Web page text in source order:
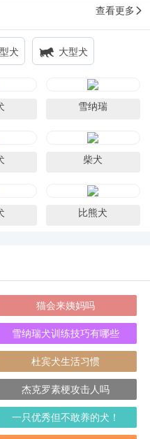
查看更多
犬 大型犬
雪纳瑞
柴犬
比熊犬
猫会来姨妈吗
雪纳瑞犬训练技巧有哪些
杜宾犬生活习惯
杰克罗素梗攻击人吗
一只优秀但不敢养的犬！